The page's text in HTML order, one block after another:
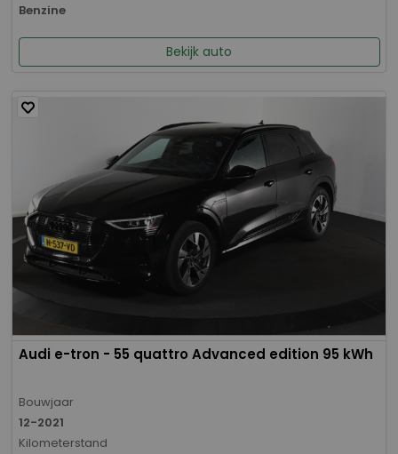
Benzine
Bekijk auto
Audi e-tron - 55 quattro Advanced edition 95 kWh
Bouwjaar
12-2021
Kilometerstand